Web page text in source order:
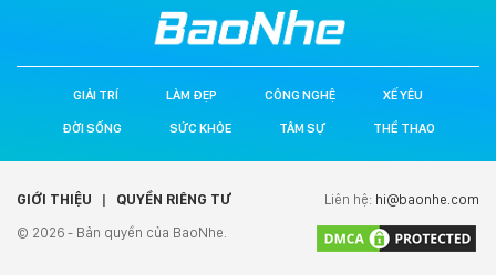
GIẢI TRÍ LÀM ĐẸP CÔNG NGHỆ XẾ YÊU
ĐỜI SỐNG SỨC KHỎE TÂM SỰ THỂ THAO
GIỚI THIỆU | QUYỀN RIÊNG TƯ
© 2026 - Bản quyền của BaoNhe.
Liên hệ: hi@baonhe.com